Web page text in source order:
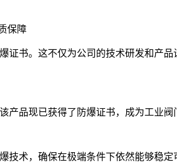
保障
证书。这不仅为公司的技术研发和产品
品现已获得了防爆证书，成为工业阀
技术，确保在极端条件下依然能够稳定